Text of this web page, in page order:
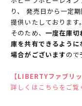
り、 発売日から一定
提供いたしております。
そのため、 一度在庫
庫を共有できるように
場合がございますので
【LIBERTYファブリ
詳しくはこちらをご覧